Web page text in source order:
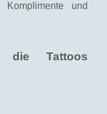
und
Tattoos